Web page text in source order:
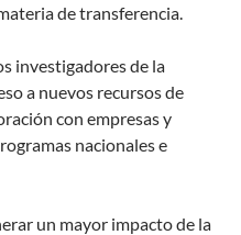
de transferencia.
investigadores de la
a nuevos recursos de
con empresas y
nacionales e
un mayor impacto de la